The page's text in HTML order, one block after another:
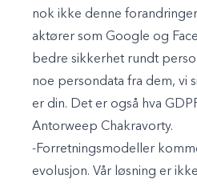
nok ikke denne
aktører som Google og
bedre sikkerhet rundt
noe persondata fra dem, vi
er din. Det er også hva
Antorweep Chakravorty.
-Forretningsmodeller
evolusjon. Vår løsning er